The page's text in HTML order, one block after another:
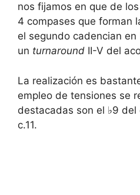
nos fijamos en que de
4 compases que forman
el segundo cadencian en
un turnaround II-V del
La realización es
empleo de tensiones se
destacadas son el ♭9
c.11.